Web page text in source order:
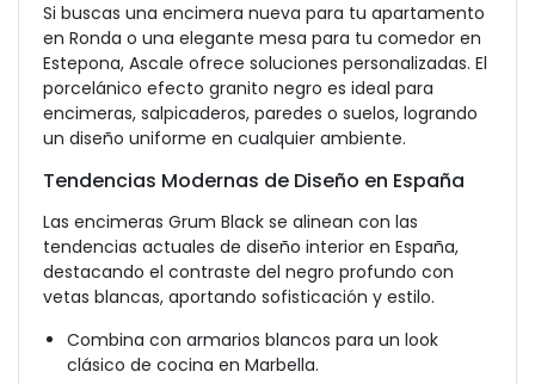
Si buscas una encimera nueva para tu apartamento
en Ronda o una elegante mesa para tu comedor en
Estepona, Ascale ofrece soluciones personalizadas. El
porcelánico efecto granito negro es ideal para
encimeras, salpicaderos, paredes o suelos, logrando
un diseño uniforme en cualquier ambiente.
Tendencias Modernas de Diseño en España
Las encimeras Grum Black se alinean con las
tendencias actuales de diseño interior en España,
destacando el contraste del negro profundo con
vetas blancas, aportando sofisticación y estilo.
Combina con armarios blancos para un look
clásico de cocina en Marbella.